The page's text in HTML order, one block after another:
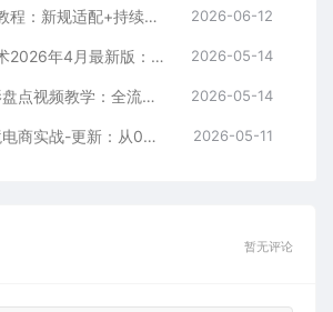
抖音自然流拉爆教程：新规适配+持续更新，话术+投放+起号一站式实战教学（更新26年5月11） 2026-06-12
抖音卡日常搬运术2026年4月最新版：影视账号爆款涨粉玩法，外面售价5000元核心 2026-05-14
抖音7W博主电影盘点视频教学：全流程剪辑制作+收益开通+商单收徒，零基础快速变现 2026-05-14
2026TikTok跨境电商实战-更新：从0到1跑通注册选品上架，出单发货回款全流程手把手教学 2026-05-11
暂无评论